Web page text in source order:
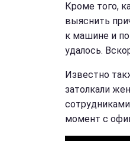
Кроме того,
выяснить
к машине и
удалось.
Известно
затолкали
момент с